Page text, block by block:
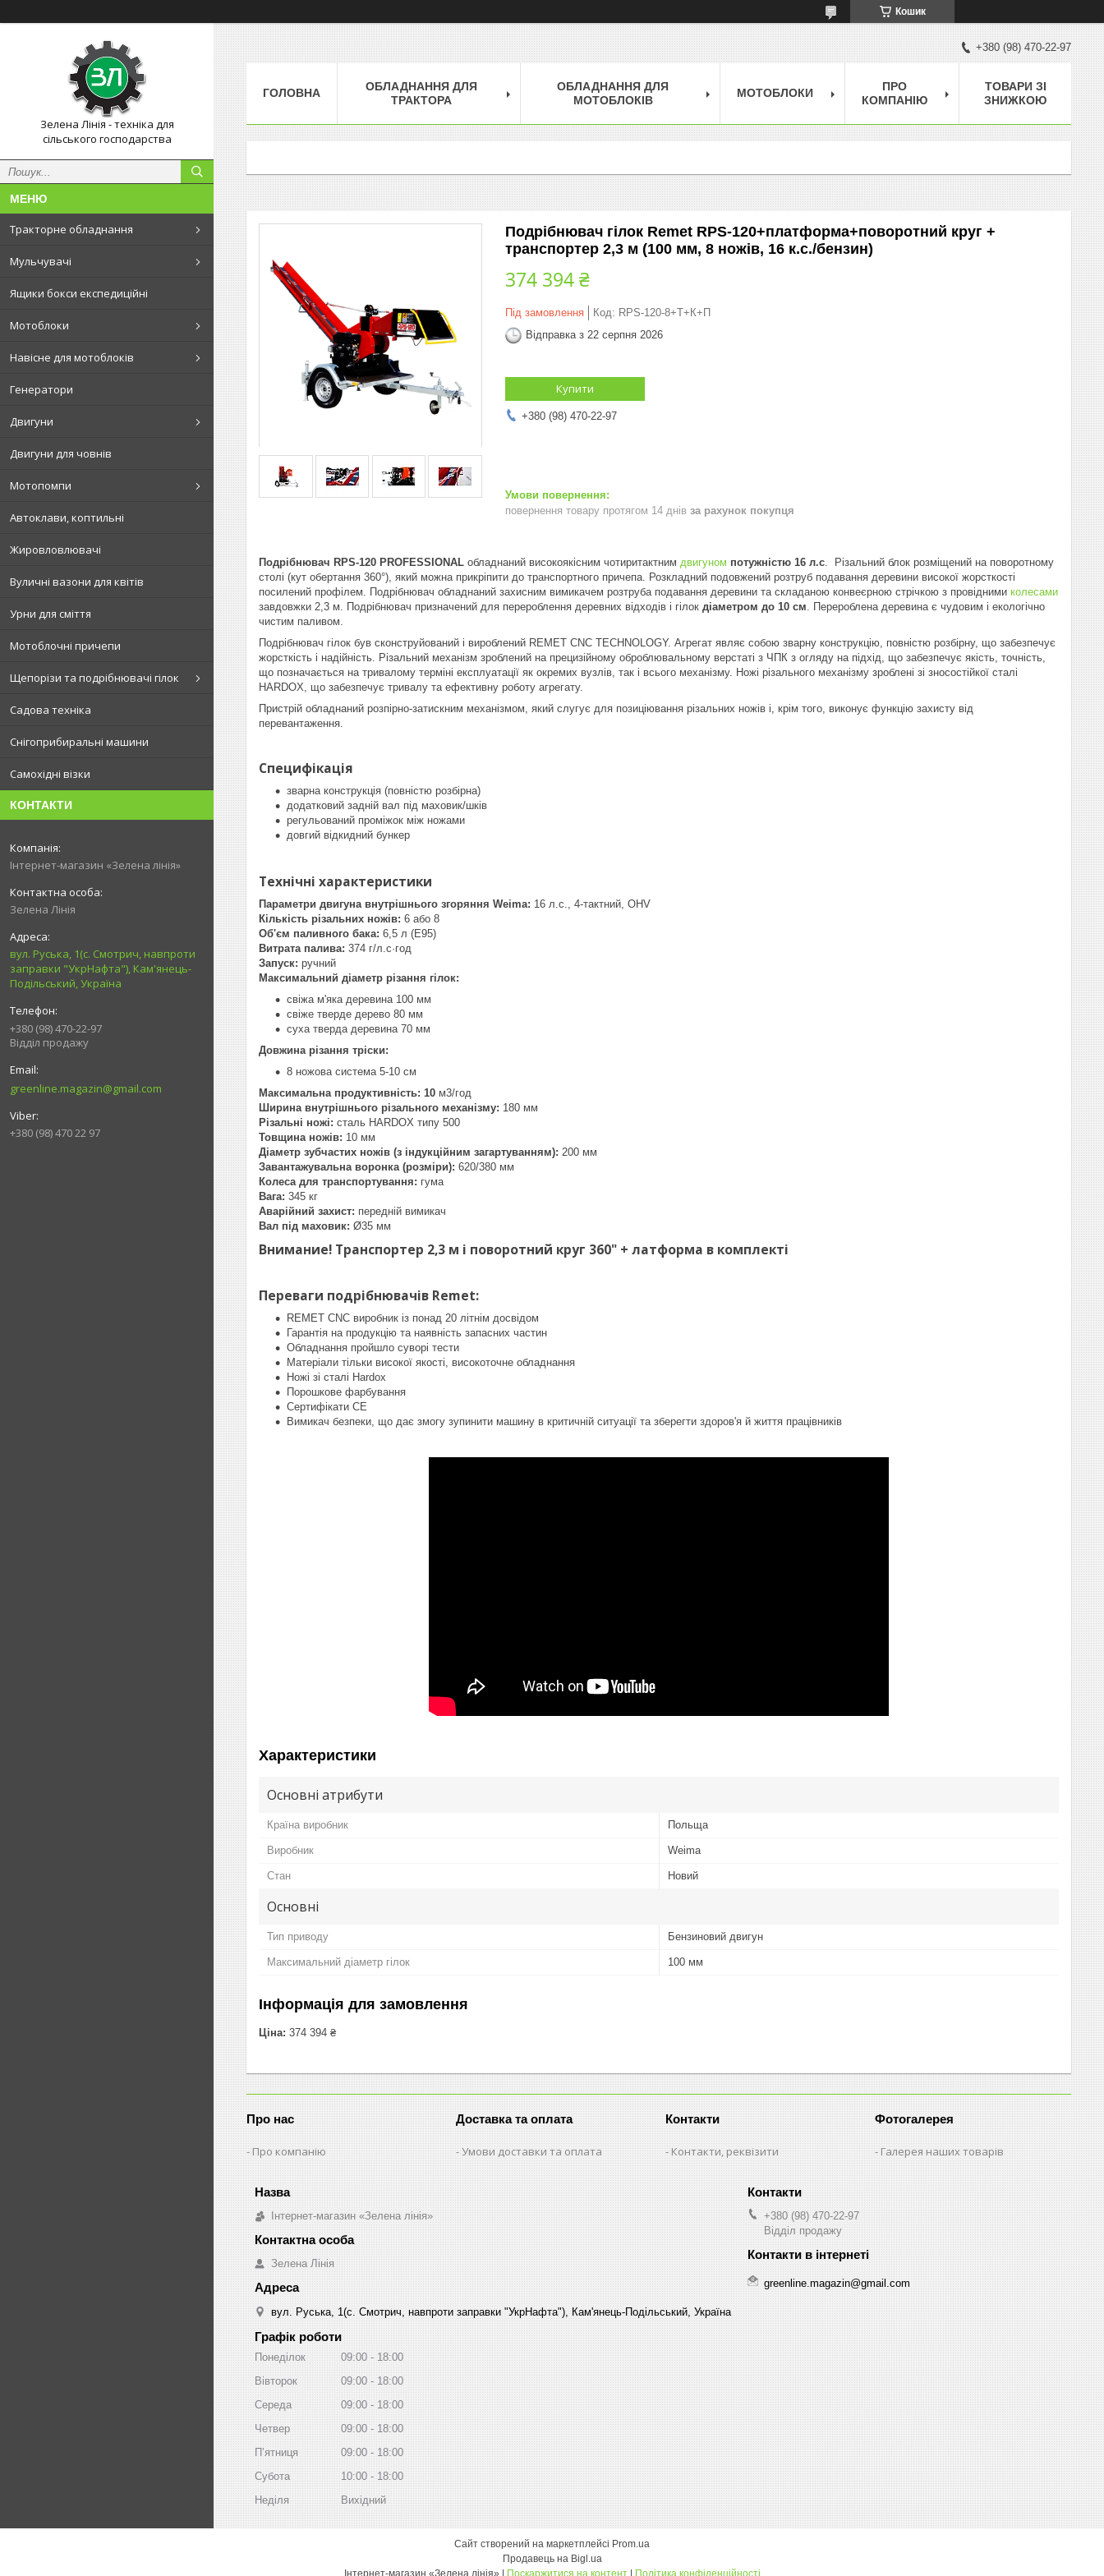
Кошик
Зелена Лінія - техніка для
сільського господарства
Тракторне обладнання
Мульчувачі
Ящики бокси експедиційні
Мотоблоки
Навісне для мотоблоків
Генератори
Двигуни
Двигуни для човнів
Мотопомпи
Автоклави, коптильні
Жировловлювачі
Вуличні вазони для квітів
Урни для сміття
Мотоблочні причепи
Щепорізи та подрібнювачі гілок
Садова техніка
Снігоприбиральні машини
Самохідні візки
КОНТАКТИ
Інтернет-магазин «Зелена лінія»
Зелена Лінія
вул. Руська, 1(с. Смотрич, навпроти
заправки "УкрНафта"), Кам'янець-
Подільський, Україна
+380 (98) 470-22-97
Відділ продажу
greenline.magazin@gmail.com
+380 (98) 470 22 97
+380 (98) 470-22-97
ГОЛОВНА
ОБЛАДНАННЯ ДЛЯ
ТРАКТОРА
ОБЛАДНАННЯ ДЛЯ
МОТОБЛОКІВ
МОТОБЛОКИ
ПРО
КОМПАНІЮ
ТОВАРИ ЗІ
ЗНИЖКОЮ
Подрібнювач гілок Remet RPS-120+платформа+поворотний круг +
транспортер 2,3 м (100 мм, 8 ножів, 16 к.с./бензин)
374 394 ₴
Під замовлення Код: RPS-120-8+Т+К+П
Відправка з 22 серпня 2026
Купити
+380 (98) 470-22-97
повернення товару протягом 14 днів за рахунок покупця
Подрібнювач RPS-120 PROFESSIONAL обладнаний високоякісним чотиритактним двигуном потужністю 16 л.с . Різальний блок розміщений на поворотному
столі (кут обертання 360°), який можна прикріпити до транспортного причепа. Розкладний подовжений розтруб подавання деревини високої жорсткості
посилений профілем. Подрібнювач обладнаний захисним вимикачем розтруба подавання деревини та складаною конвеєрною стрічкою з провідними колесами
завдовжки 2,3 м. Подрібнювач призначений для перероблення деревних відходів і гілок діаметром до 10 см . Перероблена деревина є чудовим і екологічно
чистим паливом.
Подрібнювач гілок був сконструйований і вироблений REMET CNC TECHNOLOGY. Агрегат являє собою зварну конструкцію, повністю розбірну, що забезпечує
жорсткість і надійність. Різальний механізм зроблений на прецизійному оброблювальному верстаті з ЧПК з огляду на підхід, що забезпечує якість, точність,
що позначається на тривалому терміні експлуатації як окремих вузлів, так і всього механізму. Ножі різального механізму зроблені зі зносостійкої сталі
HARDOX, що забезпечує тривалу та ефективну роботу агрегату.
Пристрій обладнаний розпірно-затискним механізмом, який слугує для позиціювання різальних ножів і, крім того, виконує функцію захисту від
перевантаження.
Специфікація
зварна конструкція (повністю розбірна)
додатковий задній вал під маховик/шків
регульований проміжок між ножами
довгий відкидний бункер
Технічні характеристики
Параметри двигуна внутрішнього згоряння Weima: 16 л.с., 4-тактний, OHV
Кількість різальних ножів: 6 або 8
Об'єм паливного бака: 6,5 л (E95)
Витрата палива: 374 г/л.с·год
Запуск: ручний
Максимальний діаметр різання гілок:
свіжа м'яка деревина 100 мм
свіже тверде дерево 80 мм
суха тверда деревина 70 мм
Довжина різання тріски:
8 ножова система 5-10 см
Максимальна продуктивність: 10 м3/год
Ширина внутрішнього різального механізму: 180 мм
Різальні ножі: сталь HARDOX типу 500
Товщина ножів: 10 мм
Діаметр зубчастих ножів (з індукційним загартуванням): 200 мм
Завантажувальна воронка (розміри): 620/380 мм
Колеса для транспортування: гума
Вага: 345 кг
Аварійний захист: передній вимикач
Вал під маховик: Ø35 мм
Внимание! Транспортер 2,3 м і поворотний круг 360" + латформа в комплекті
Переваги подрібнювачів Remet:
REMET CNC виробник із понад 20 літнім досвідом
Гарантія на продукцію та наявність запасних частин
Обладнання пройшло суворі тести
Матеріали тільки високої якості, високоточне обладнання
Ножі зі сталі Hardox
Порошкове фарбування
Сертифікати СЕ
Вимикач безпеки, що дає змогу зупинити машину в критичній ситуації та зберегти здоров'я й життя працівників
Характеристики
Основні атрибути
Країна виробник Польща
Виробник Weima
Стан Новий
Основні
Тип приводу Бензиновий двигун
Максимальний діаметр гілок 100 мм
Інформація для замовлення
Ціна: 374 394 ₴
Про нас
Про компанію
Доставка та оплата
Умови доставки та оплата
Контакти
Контакти, реквізити
Фотогалерея
Галерея наших товарів
Інтернет-магазин «Зелена лінія»
Зелена Лінія
вул. Руська, 1(с. Смотрич, навпроти заправки "УкрНафта"), Кам'янець-Подільський, Україна
+380 (98) 470-22-97
Відділ продажу
greenline.magazin@gmail.com
Графік роботи
Понеділок 09:00
18:00
Вівторок
09:00
18:00
Середа
09:00
18:00
Четвер
09:00
18:00
Пʼятниця
09:00
18:00
Субота
10:00
18:00
Неділя
Вихідний
Сайт створений на маркетплейсі Prom.ua
Продавець на Bigl.ua
Поскаржитися на контент Політика конфіденційності